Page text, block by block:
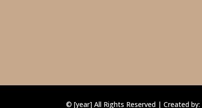
© [year] All Rights Reserved | Created by: